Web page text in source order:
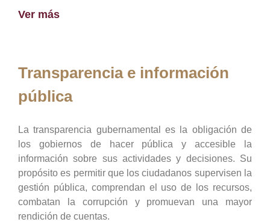
Ver más
Transparencia e información
pública
La transparencia gubernamental es la obligación de
los gobiernos de hacer pública y accesible la
información sobre sus actividades y decisiones. Su
propósito es permitir que los ciudadanos supervisen la
gestión pública, comprendan el uso de los recursos,
combatan la corrupción y promuevan una mayor
rendición de cuentas.